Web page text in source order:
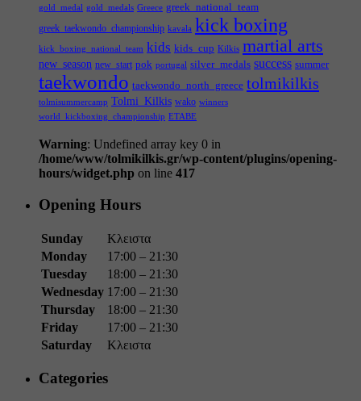
gold_medal gold_medals Greece greek_national_team
greek_taekwondo_championship kavala kick boxing
kick_boxing_national_team kids kids_cup Kilkis martial arts
new_season new_start pok portugal silver_medals success summer
taekwondo taekwondo_north_greece tolmikilkis
tolmisummercamp Tolmi_Kilkis wako winners
world_kickboxing_championship ΕΤΑΒΕ
Warning: Undefined array key 0 in
/home/www/tolmikilkis.gr/wp-content/plugins/opening-
hours/widget.php on line 417
Opening Hours
Sunday
Κλειστα
Monday
17:00 – 21:30
Tuesday
18:00 – 21:30
Wednesday 17:00 – 21:30
Thursday
18:00 – 21:30
Friday
17:00 – 21:30
Saturday
Κλειστα
Categories